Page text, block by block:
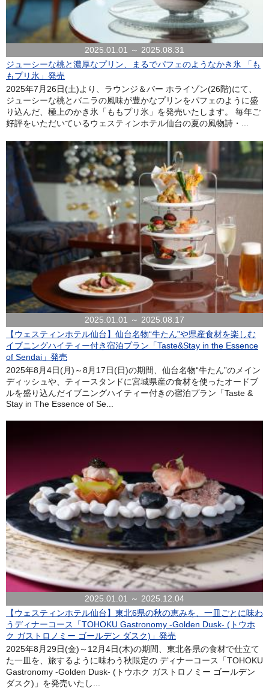
2025.01.01 ～ 2025.08.31
ジューシーな桃と濃厚なプリン、まるでパフェのようなかき氷 「も
もプリ氷」発売
2025年7月26日(土)より、ラウンジ＆バー ホライゾン(26階)にて、
ジューシーな桃とバニラの風味が豊かなプリンをパフェのように盛
り込んだ、極上のかき氷「ももプリ氷」を発売いたします。 毎年ご
好評をいただいているウェスティンホテル仙台の夏の風物詩・...
2025.01.01 ～ 2025.08.17
【ウェスティンホテル仙台】仙台名物“牛たん”や県産食材を楽しむ
イブニングハイティー付き宿泊プラン「Taste&Stay in the Essence
of Sendai」発売
2025年8月4日(月)～8月17日(日)の期間、仙台名物“牛たん”のメイン
ディッシュや、ティースタンドに宮城県産の食材を使ったオードブ
ルを盛り込んだイブニングハイティー付きの宿泊プラン「Taste &
Stay in The Essence of Se...
2025.01.01 ～ 2025.12.04
【ウェスティンホテル仙台】東北6県の秋の恵みを、一皿ごとに味わ
うディナーコース「TOHOKU Gastronomy -Golden Dusk- (トウホ
ク ガストロノミー ゴールデン ダスク)」発売
2025年8月29日(金)～12月4日(木)の期間、東北各県の食材で仕立て
た一皿を、旅するように味わう秋限定の ディナーコース「TOHOKU
Gastronomy -Golden Dusk- (トウホク ガストロノミー ゴールデン
ダスク)」を発売いたし...